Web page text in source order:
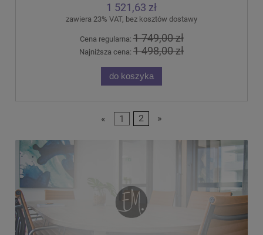
1 521,63 zł
zawiera 23% VAT, bez kosztów dostawy
Cena regularna:1 749,00 zł
Najniższa cena: 1 498,00 zł
do koszyka
« 1 2 »